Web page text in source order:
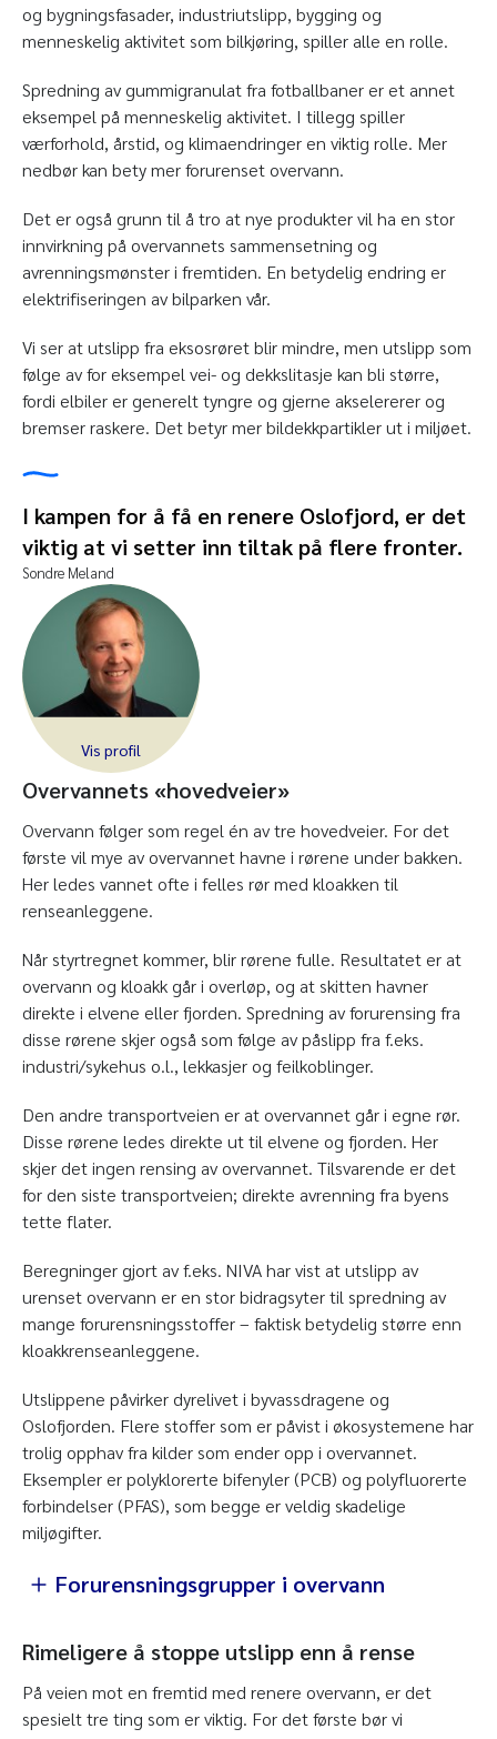
og bygningsfasader, industriutslipp, bygging og
menneskelig aktivitet som bilkjøring, spiller alle en rolle.
Spredning av gummigranulat fra fotballbaner er et annet
eksempel på menneskelig aktivitet. I tillegg spiller
værforhold, årstid, og klimaendringer en viktig rolle. Mer
nedbør kan bety mer forurenset overvann.
Det er også grunn til å tro at nye produkter vil ha en stor
innvirkning på overvannets sammensetning og
avrenningsmønster i fremtiden. En betydelig endring er
elektrifiseringen av bilparken vår.
Vi ser at utslipp fra eksosrøret blir mindre, men utslipp som
følge av for eksempel vei- og dekkslitasje kan bli større,
fordi elbiler er generelt tyngre og gjerne akselererer og
bremser raskere. Det betyr mer bildekkpartikler ut i miljøet.
I kampen for å få en renere Oslofjord, er det
viktig at vi setter inn tiltak på flere fronter.
Sondre Meland
Overvannets «hovedveier»
Overvann følger som regel én av tre hovedveier. For det
første vil mye av overvannet havne i rørene under bakken.
Her ledes vannet ofte i felles rør med kloakken til
renseanleggene.
Når styrtregnet kommer, blir rørene fulle. Resultatet er at
overvann og kloakk går i overløp, og at skitten havner
direkte i elvene eller fjorden. Spredning av forurensing fra
disse rørene skjer også som følge av påslipp fra f.eks.
industri/sykehus o.l., lekkasjer og feilkoblinger.
Den andre transportveien er at overvannet går i egne rør.
Disse rørene ledes direkte ut til elvene og fjorden. Her
skjer det ingen rensing av overvannet. Tilsvarende er det
for den siste transportveien; direkte avrenning fra byens
tette flater.
Beregninger gjort av f.eks. NIVA har vist at utslipp av
urenset overvann er en stor bidragsyter til spredning av
mange forurensningsstoffer – faktisk betydelig større enn
kloakkrenseanleggene.
Utslippene påvirker dyrelivet i byvassdragene og
Oslofjorden. Flere stoffer som er påvist i økosystemene har
trolig opphav fra kilder som ender opp i overvannet.
Eksempler er polyklorerte bifenyler (PCB) og polyfluorerte
forbindelser (PFAS), som begge er veldig skadelige
miljøgifter.
Forurensningsgrupper i overvann
Rimeligere å stoppe utslipp enn å rense
På veien mot en fremtid med renere overvann, er det
spesielt tre ting som er viktig. For det første bør vi